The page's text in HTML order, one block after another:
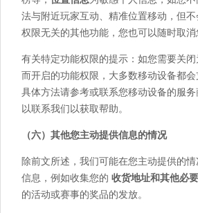
法与附近玩家互动、精准位置移动，但
权限无关的其他功能，您也可以随时取消
有关特定功能权限的提示：如您需要关
而开启的功能权限，大多数移动设备都会
具体方法请参考或联系您移动设备的服
以联系我们以获取帮助。
（六）其他您主动提供信息的情况
除前文所述，我们可能在您主动提供的
信息，例如收集您的 收货地址和其他必
的活动或赛事的奖品的发放。